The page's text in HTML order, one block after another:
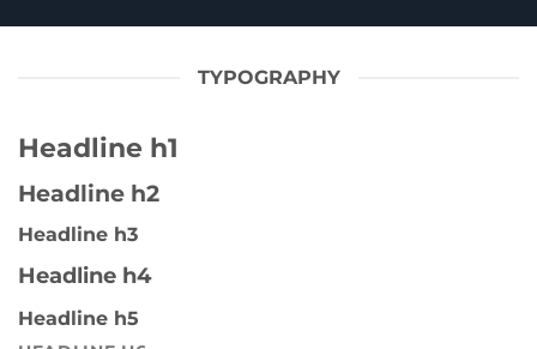
TYPOGRAPHY
Headline h1
Headline h2
Headline h3
Headline h4
Headline h5